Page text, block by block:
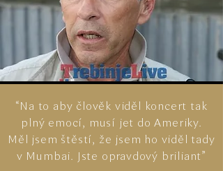
“Na to aby člověk viděl koncert tak
plný emocí, musí jet do Ameriky.
Měl jsem štěstí, že jsem ho viděl tady
v Mumbai. Jste opravdový briliant"